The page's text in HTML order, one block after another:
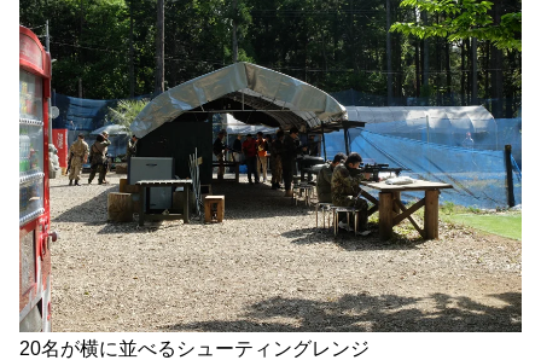
20名が横に並べるシューティングレンジ